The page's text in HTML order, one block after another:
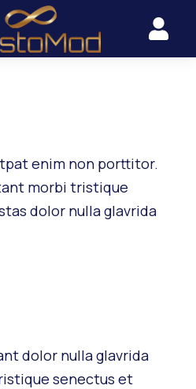
enim non porttitor.
morbi tristique
dolor nulla glavrida
dolor nulla glavrida
senectus et